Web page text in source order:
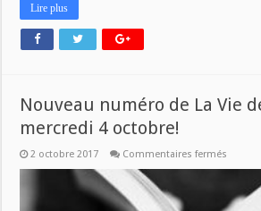
Lire plus
Nouveau numéro de La Vie
mercredi 4 octobre!
2 octobre 2017 Commentaires fermés
La